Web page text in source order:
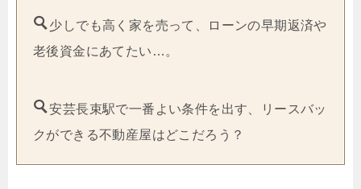
少しでも高く家を売って、ローンの早期返済や
老後資金にあてたい…。
安芸長束駅で一番よい条件を出す、リースバッ
クができる不動産屋はどこだろう？